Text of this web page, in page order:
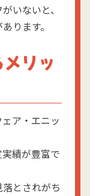
いないと、
ります。
リッ
ア・エニッ
績が豊富で
とされがち